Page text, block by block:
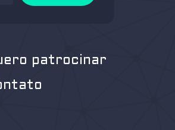
patrocinar